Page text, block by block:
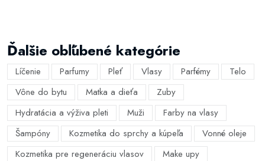
Ďalšie obľúbené kategórie
Líčenie Parfumy Pleť Vlasy Parfémy
Telo
Vône do bytu
Matka a dieťa
Zuby
Hydratácia a výživa pleti
Muži
Farby na vlasy
Šampóny
Kozmetika do sprchy a kúpeľa
Vonné oleje
Kozmetika pre regeneráciu vlasov
Make upy